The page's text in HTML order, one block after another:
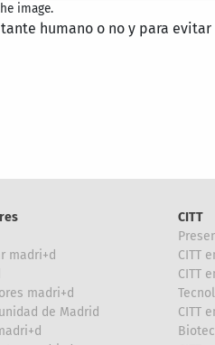
image.
humano o no y para
madri+d
madri+d
de Madrid
CITT
CITT
CITT
CITT